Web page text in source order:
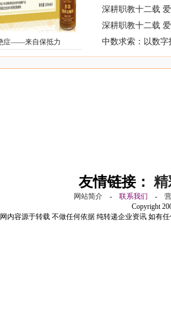
症——来自保抵力
深耕职教十二载
深耕职教十二载
中数求索：以数
友情链接： 精
网站简介 - 联系我们 -
Copyright
内容源于转载 不做任何依据 纯转递企业资讯 如有